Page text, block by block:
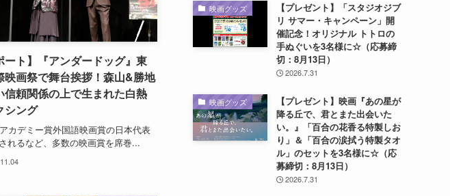
ート】『アンダードッグ』東
映画祭で舞台挨拶！森山&勝地
信頼関係の上で生まれた白熱
シング
カデミー賞外国語映画賞の日本代表
れるなど、多数の映画賞を席巻...
映画グッズ
【プレゼント】「スタジオジブ
リ サマー・キャンペーン」開
催記念！オリジナル トトロの
手ぬぐいを3名様に☆（応募締
切：8月13日）
2026.7.31
映画グッズ
【プレゼント】映画『あの星が
降る丘で、君とまた出会いた
い。』「百合の花香る特製しお
り」＆「百合の涙拭う特製タオ
ル」のセットを3名様に☆（応
募締切：8月13日）
2026.7.31